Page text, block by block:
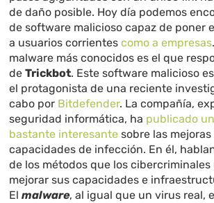
de daño posible. Hoy día podemos
de software malicioso capaz de poner
a usuarios corrientescomo a empresas
malware más conocidos es el que
deTrickbot. Este software malicioso
el protagonista de una reciente
cabo por Bitdefender. La compañía,
seguridad informática, ha publicado
bastante interesante sobre las
capacidades de infección. En él,
de los métodos que los cibercriminales
mejorar sus capacidades e
Elmalware, al igual que un virus real,